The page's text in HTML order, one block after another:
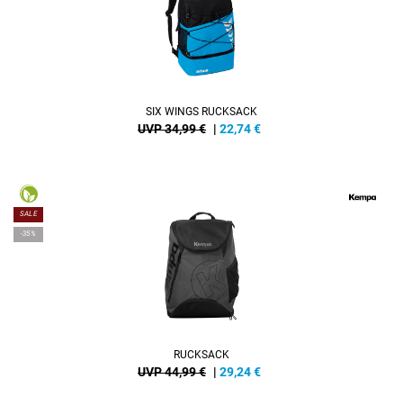
SIX WINGS RUCKSACK
UVP 34,99 € | 22,74€
SALE
-35%
RUCKSACK
UVP 44,99 € | 29,24€